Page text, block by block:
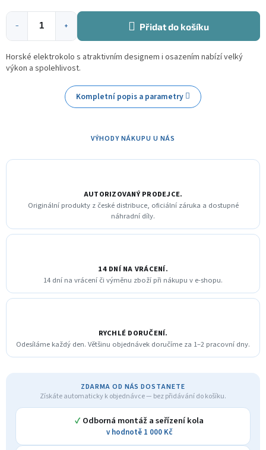
+
− Přidat do košíku
Horské elektrokolo s atraktivním designem i osazením nabízí velký
výkon a spolehlivost.
Kompletní popis a parametry
VÝHODY NÁKUPU U NÁS
AUTORIZOVANÝ PRODEJCE.
Originální produkty z české distribuce, oficiální záruka a dostupné
náhradní díly.
14 DNÍ NA VRÁCENÍ.
14 dní na vrácení či výměnu zboží při nákupu v e-shopu.
RYCHLÉ DORUČENÍ.
Odesíláme každý den. Většinu objednávek doručíme za 1–2 pracovní dny.
ZDARMA OD NÁS DOSTANETE
Získáte automaticky k objednávce — bez přidávání do košíku.
✓ Odborná montáž a seřízení kola
v hodnotě 1 000 Kč